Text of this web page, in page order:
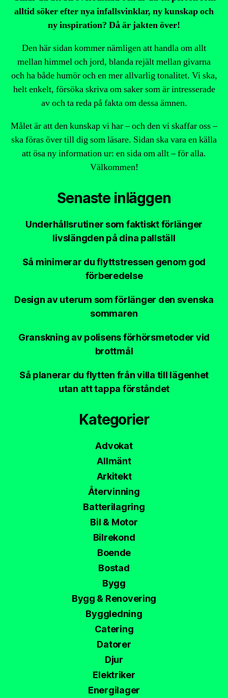
alltid söker efter nya infallsvinklar, ny kunskap och
ny inspiration? Då är jakten över!
Den här sidan kommer nämligen att handla om allt
mellan himmel och jord, blanda rejält mellan givarna
och ha både humör och en mer allvarlig tonalitet. Vi ska,
helt enkelt, försöka skriva om saker som är intresserade
av och ta reda på fakta om dessa ämnen.
Målet är att den kunskap vi har – och den vi skaffar oss –
ska föras över till dig som läsare. Sidan ska vara en källa
att ösa ny information ur: en sida om allt – för alla.
Välkommen!
Senaste inläggen
Underhållsrutiner som faktiskt förlänger
livslängden på dina pallställ
Så minimerar du flyttstressen genom god
förberedelse
Design av uterum som förlänger den svenska
sommaren
Granskning av polisens förhörsmetoder vid
brottmål
Så planerar du flytten från villa till lägenhet
utan att tappa förståndet
Kategorier
Advokat
Allmänt
Arkitekt
Återvinning
Batterilagring
Bil & Motor
Bilrekond
Boende
Bostad
Bygg
Bygg & Renovering
Byggledning
Catering
Datorer
Djur
Elektriker
Energilager